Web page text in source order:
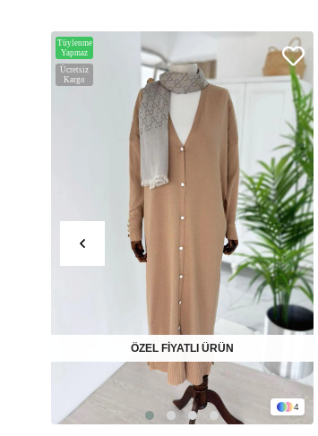
4
Ücretsiz
Kargo
Tüylenme
Yapmaz
ÖZEL FİYATLI ÜRÜN